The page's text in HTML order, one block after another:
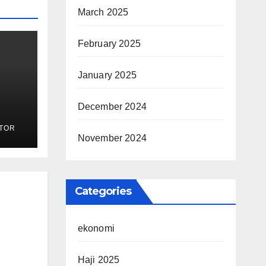
March 2025
February 2025
January 2025
December 2024
November 2024
Categories
ekonomi
Haji 2025